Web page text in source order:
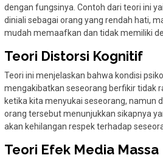
dengan fungsinya. Contoh dari teori ini
diniali sebagai orang yang rendah hati,
mudah memaafkan dan tidak memiliki
Teori Distorsi Kognitif
Teori ini menjelaskan bahwa kondisi
mengakibatkan seseorang berfikir tidak
ketika kita menyukai seseorang, namun
orang tersebut menunjukkan sikapnya
akan kehilangan respek terhadap
Teori Efek Media Massa